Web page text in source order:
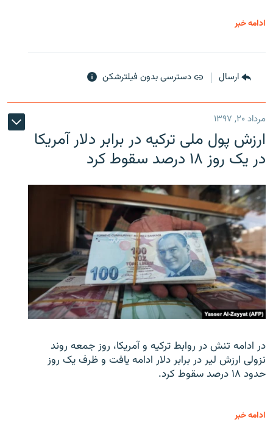
ادامه خبر
ارسال دسترسی بدون فیلترشکن
مرداد ۲۰, ۱۳۹۷
ارزش پول ملی ترکیه در برابر دلار آمریکا
در یک روز ۱۸ درصد سقوط کرد
در ادامه تنش در روابط ترکیه و آمریکا، روز جمعه روند
نزولی ارزش لیر در برابر دلار ادامه یافت و ظرف یک روز
حدود ۱۸ درصد سقوط کرد.
ادامه خبر